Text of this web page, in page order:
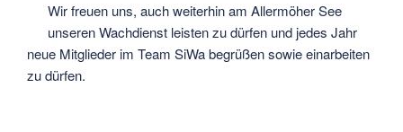
Wir freuen uns, auch weiterhin am Allermöher See
unseren Wachdienst leisten zu dürfen und jedes Jahr
neue Mitglieder im Team SiWa begrüßen sowie einarbeiten
zu dürfen.